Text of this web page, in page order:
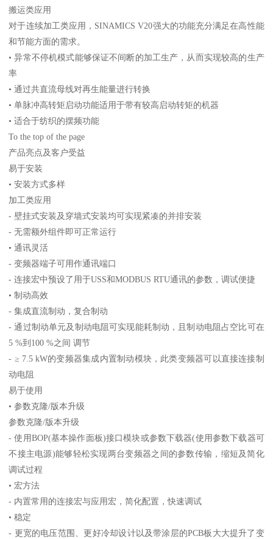
搬运类应用
对于连续加工类应用，SINAMICS V20强大的功能充分满足在高性能
和节能方面的需求。
• 异常不停机模式能够保证不间断的加工生产，从而实现较高的生产
率
• 通过共直流母线对再生能量进行转换
• 单脉冲高转矩启动功能适用于带有较高启动转矩的机器
• 适合于纺织的摆频功能
To the top of the page
产品亮点及客户受益
易于安装
• 安装方式多样
加工类应用
- 壁挂式安装及穿墙式安装均可实现紧凑的并排安装
- 无需额外组件即可正常运行
• 通讯灵活
- 变频器端子可用作通讯端口
- 连接宏中预设了用于USS和MODBUS RTU通讯的参数，调试便捷
• 制动高效
- 集成直流制动，复合制动
- 通过制动单元及制动电阻可实现能耗制动，且制动电阻占空比可在
5 %到100 %之间 调节
- ≥ 7.5 kW的变频器集成内置制动模块，此类变频器可以直接连接制
动电阻
易于使用
• 参数克隆/版本升级
参数克隆/版本升级
- 使用BOP(基本操作面板)接口模块或参数下载器(使用参数下载器可
不接主电源)能够轻松实现两台变频器之间的参数传输，缩短及简化
调试过程
• 宏方法
- 内置常用的连接宏与应用宏，简化配置，快速调试
• 稳定
- 更宽的电压范围、更好冷却设计以及带涂层的PCB板大大提升了变